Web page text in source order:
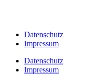
Datenschutz
Impressum
Datenschutz
Impressum